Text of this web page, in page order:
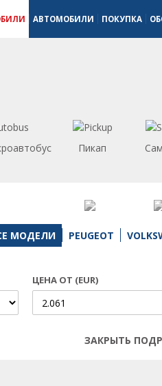
АВТОМОБИЛИ ПОКУПКА
Пикап
МОДЕЛИ PEUGEOT
ЦЕНА ОТ (EUR)
ЗАКРЫТЬ